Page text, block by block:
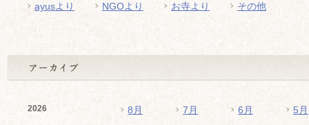
ayusより NGOより お寺より その他
2026 8月 7月 6月 5月